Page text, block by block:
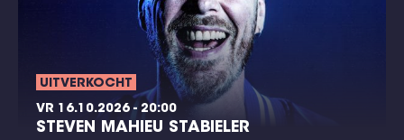
UITVERKOCHT
VR 16.10.2026 - 20:00
STEVEN MAHIEU STABIELER